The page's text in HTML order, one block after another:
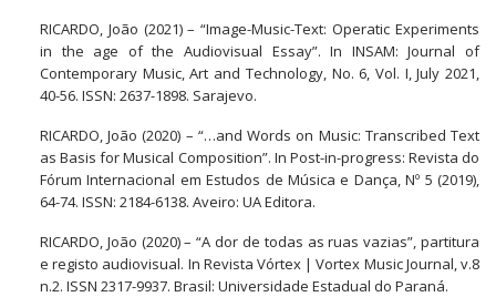
RICARDO, João (2021) – “Image-Music-Text: Operatic Experiments
in the age of the Audiovisual Essay”. In INSAM: Journal of
Contemporary Music, Art and Technology, No. 6, Vol. I, July 2021,
40-56. ISSN: 2637-1898. Sarajevo.
RICARDO, João (2020) – “…and Words on Music: Transcribed Text
as Basis for Musical Composition”. In Post-in-progress: Revista do
Fórum Internacional em Estudos de Música e Dança, Nº 5 (2019),
64-74. ISSN: 2184-6138. Aveiro: UA Editora.
RICARDO, João (2020) – “A dor de todas as ruas vazias”, partitura
e registo audiovisual. In Revista Vórtex | Vortex Music Journal, v.8
n.2. ISSN 2317-9937. Brasil: Universidade Estadual do Paraná.